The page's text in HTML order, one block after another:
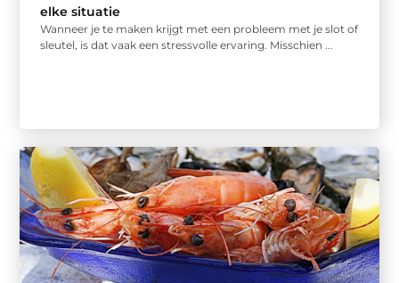
elke situatie
Wanneer je te maken krijgt met een probleem met je slot of
sleutel, is dat vaak een stressvolle ervaring. Misschien ...